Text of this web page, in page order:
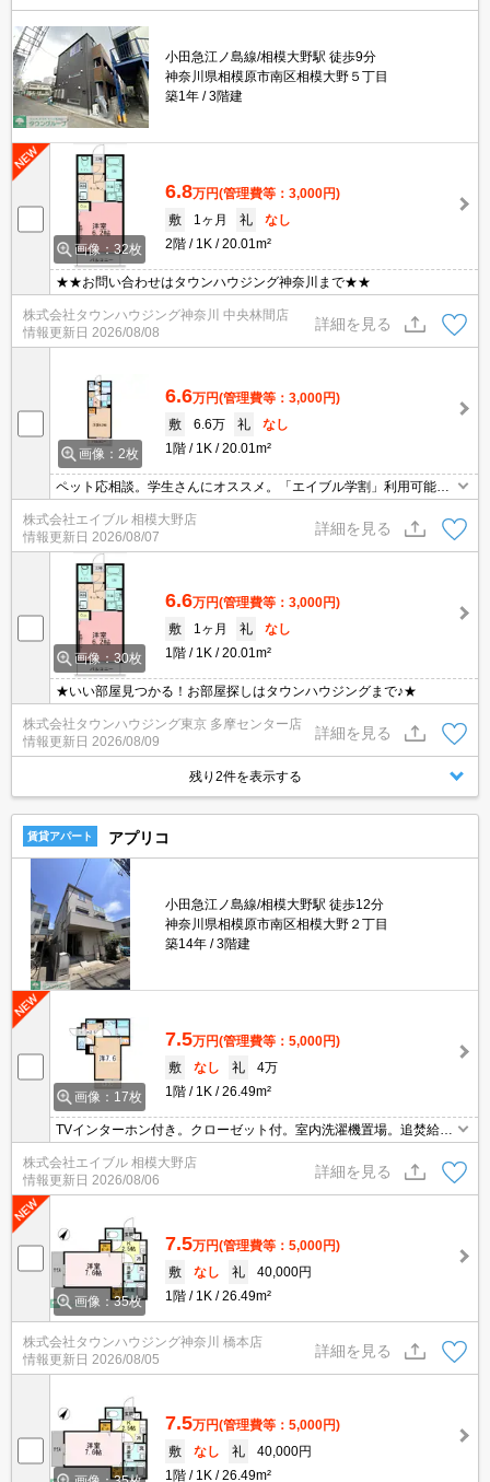
小田急江ノ島線/相模大野駅 徒歩9分
神奈川県相模原市南区相模大野５丁目
築1年
3階建
画像：32枚
6.8万円(管理費等：3,000円)
敷
1ヶ月 礼
なし
2階
1K 20.01m²
★★お問い合わせはタウンハウジング神奈川まで★★
株式会社タウンハウジング神奈川 中央林間店
情報更新日 2026/08/08
詳細を見る
画像：2枚
6.6万円(管理費等：3,000円)
敷
6.6万 礼
なし
1階
1K 20.01m²
ペット応相談。学生さんにオススメ。「エイブル学割」利用可能物
件です。「エイブル学割」で仲介手数料家賃の0.55ヶ月分より10％
ＯＦＦ。新生活のスタートはここから。あなたの新生活応援しま
す！。
株式会社エイブル 相模大野店
情報更新日 2026/08/07
詳細を見る
画像：30枚
6.6万円(管理費等：3,000円)
敷
1ヶ月 礼
なし
1階
1K 20.01m²
★いい部屋見つかる！お部屋探しはタウンハウジングまで♪★
株式会社タウンハウジング東京 多摩センター店
情報更新日 2026/08/09
詳細を見る
残り2件を表示する
賃貸アパート アプリコ
小田急江ノ島線/相模大野駅 徒歩12分
神奈川県相模原市南区相模大野２丁目
築14年
3階建
画像：17枚
7.5万円(管理費等：5,000円)
敷
なし 礼
4万
1階
1K 26.49m²
TVインターホン付き。クローゼット付。室内洗濯機置場。追焚給
湯。1口ガスコンロ付。保証会社要（初回35,000円、月総額の1％＋
800円/月）。仲介手数料家賃の0.55ヶ月分。
株式会社エイブル 相模大野店
情報更新日 2026/08/06
詳細を見る
画像：35枚
7.5万円(管理費等：5,000円)
敷
なし 礼
40,000円
1階
1K 26.49m²
株式会社タウンハウジング神奈川 橋本店
情報更新日 2026/08/05
詳細を見る
7.5万円(管理費等：5,000円)
敷
なし 礼
40,000円
1階
1K 26.49m²